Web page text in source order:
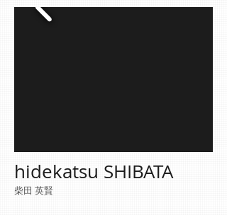
hidekatsu SHIBATA
柴田 英賢